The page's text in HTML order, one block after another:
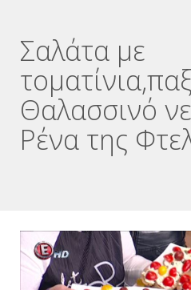
Σαλάτα με
Θαλασσινό
Ρένα της